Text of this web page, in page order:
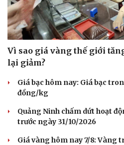
Vì sao giá vàng thế giới
lại giảm?
Giá bạc hôm nay: Giá bạc
đồng/kg
Quảng Ninh chấm dứt hoạt
trước ngày 31/10/2026
Giá vàng hôm nay 7/8: Vàng